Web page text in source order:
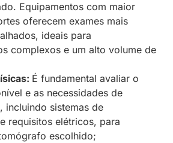
Equipamentos com maior
oferecem exames mais
ideais para
complexos e um alto volume de
É fundamental avaliar o
e as necessidades de
incluindo sistemas de
requisitos elétricos, para
escolhido;